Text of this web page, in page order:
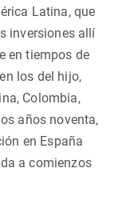
Latina, que
inversiones allí
en tiempos de
los del hijo,
Colombia,
años noventa,
en España
a comienzos